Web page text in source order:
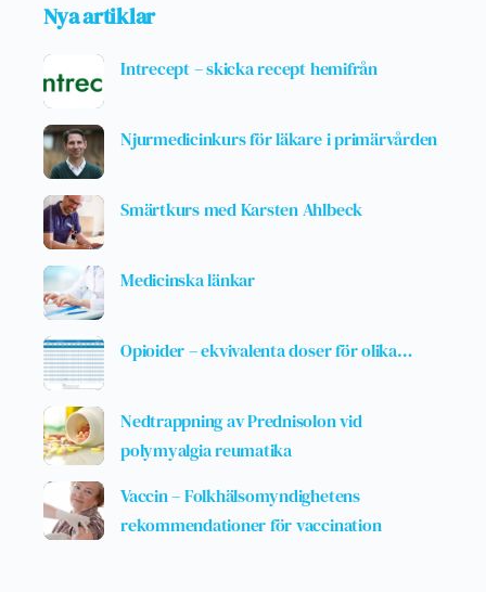
Nya artiklar
Intrecept – skicka recept hemifrån
Njurmedicinkurs för läkare i primärvården
Smärtkurs med Karsten Ahlbeck
Medicinska länkar
Opioider – ekvivalenta doser för olika…
Nedtrappning av Prednisolon vid
polymyalgia reumatika
Vaccin – Folkhälsomyndighetens
rekommendationer för vaccination